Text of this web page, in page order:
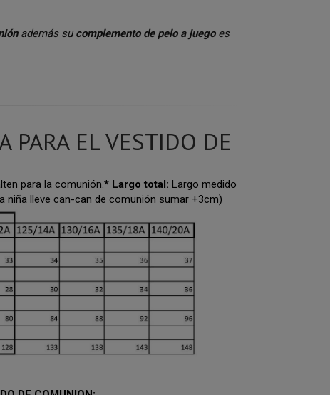
además su complemento de pelo a juegoes
PARA EL VESTIDO DE
para la comunión.* Largo total:Largo medido
niña lleve can-can de comunión sumar +3cm)